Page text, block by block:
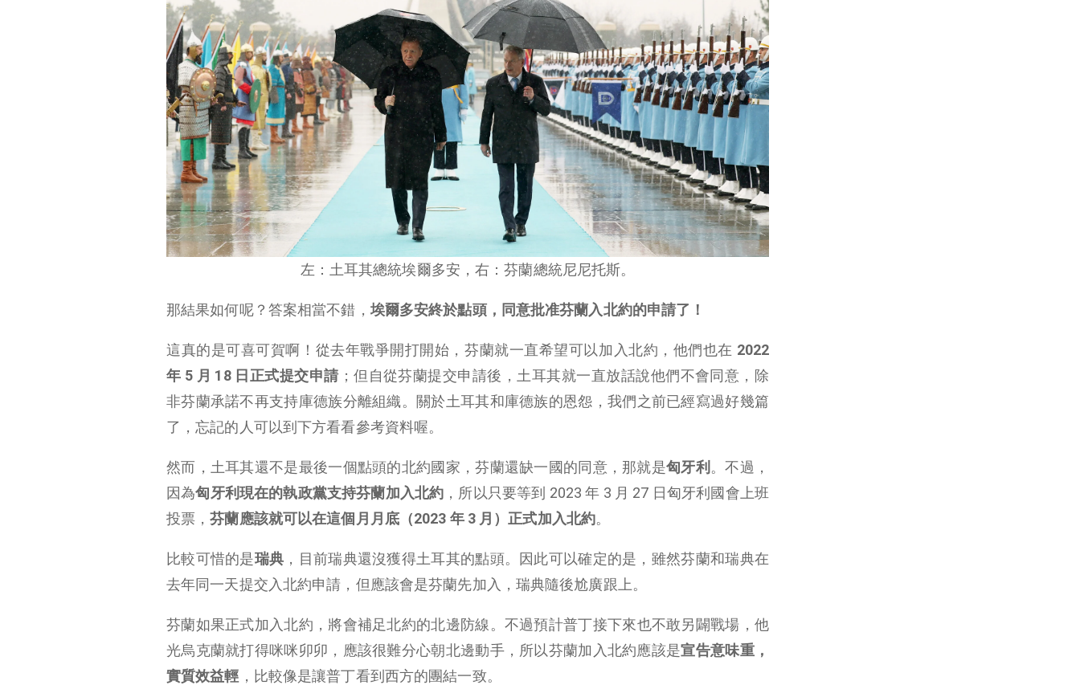
左：土耳其總統埃爾多安，右：芬蘭總統尼尼托斯。
那結果如何呢？答案相當不錯， 埃爾多安終於點頭，同意批准芬蘭入北約的申請了！
這真的是可喜可賀啊！從去年戰爭開打開始，芬蘭就一直希望可以加入北約，他們也在 2022
年 5 月 18 日正式提交申請；但自從芬蘭提交申請後，土耳其就一直放話說他們不會同意，除
非芬蘭承諾不再支持庫德族分離組織。關於土耳其和庫德族的恩怨，我們之前已經寫過好幾篇
了，忘記的人可以到下方看看參考資料喔。
然而，土耳其還不是最後一個點頭的北約國家，芬蘭還缺一國的同意，那就是匈牙利 。不過，
因為匈牙利現在的執政黨支持芬蘭加入北約 ，所以只要等到 2023 年 3 月 27 日匈牙利國會上班
投票，芬蘭應該就可以在這個月月底（2023 年 3 月）正式加入北約。
比較可惜的是瑞典 ，目前瑞典還沒獲得土耳其的點頭。因此可以確定的是，雖然芬蘭和瑞典在
去年同一天提交入北約申請，但應該會是芬蘭先加入，瑞典隨後尬廣跟上。
芬蘭如果正式加入北約，將會補足北約的北邊防線。不過預計普丁接下來也不敢另闢戰場，他
光烏克蘭就打得咪咪卯卯，應該很難分心朝北邊動手，所以芬蘭加入北約應該是宣告意味重，
實質效益輕 ，比較像是讓普丁看到西方的團結一致。